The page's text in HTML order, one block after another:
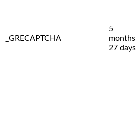
_GRECAPTCHA
5
months
27 days